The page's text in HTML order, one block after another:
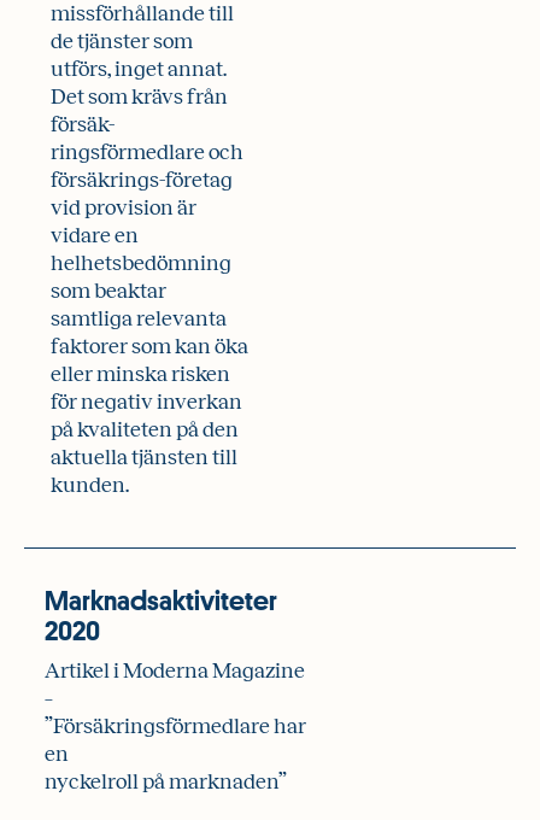
missförhållande till
de tjänster som
utförs, inget annat.
Det som krävs från
försäk-
ringsförmedlare och
försäkrings-företag
vid provision är
vidare en
helhetsbedömning
som beaktar
samtliga relevanta
faktorer som kan öka
eller minska risken
för negativ inverkan
på kvaliteten på den
aktuella tjänsten till
kunden.
Marknadsaktiviteter
2020
Artikel i Moderna Magazine
–
”Försäkrings­förmedlare har
en
nyckelroll på marknaden”